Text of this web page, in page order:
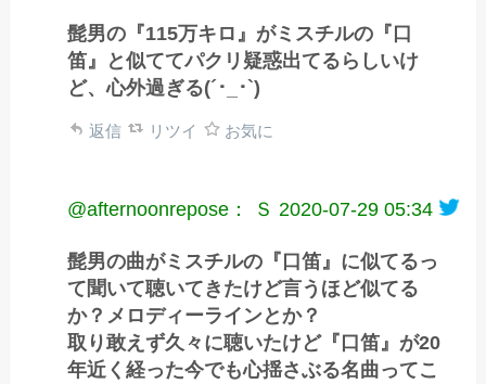
髭男の『115万キロ』がミスチルの『口
笛』と似ててパクリ疑惑出てるらしいけ
ど、心外過ぎる(´･_･`)
返信 リツイ お気に
@afternoonrepose： Ｓ 2020-07-29 05:34
髭男の曲がミスチルの『口笛』に似てるっ
て聞いて聴いてきたけど言うほど似てる
か？メロディーラインとか？
取り敢えず久々に聴いたけど『口笛』が20
年近く経った今でも心揺さぶる名曲ってこ